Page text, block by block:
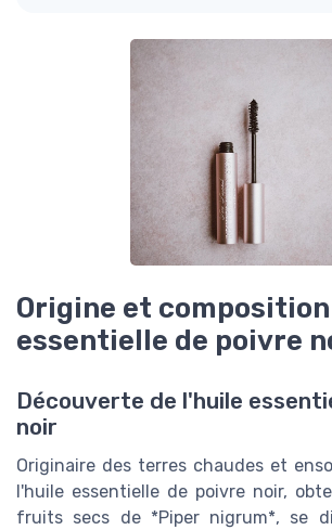
Origine et
essentielle de poivre
Découverte de l'huile
noir
Originaire des terres chaudes et
l'huile essentielle de poivre noir,
fruits secs de *Piper nigrum*, se